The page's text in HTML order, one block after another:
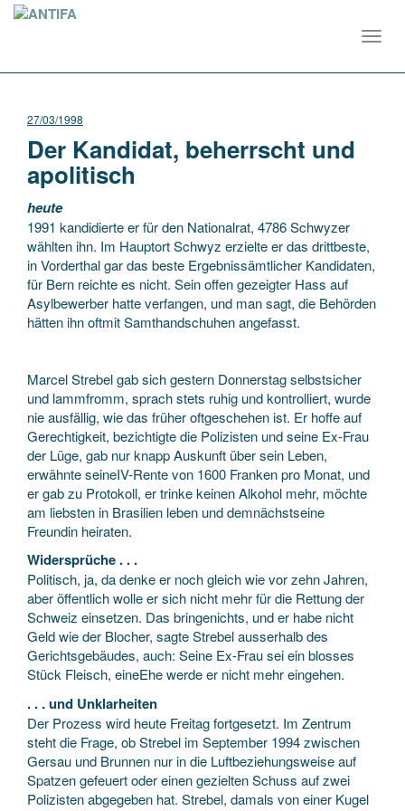
27/03/1998
Der Kandidat, beherrscht und
apolitisch
heute
1991 kandidierte er für den Nationalrat, 4786 Schwyzer
wählten ihn. Im Hauptort Schwyz erzielte er das drittbeste,
in Vorderthal gar das beste Ergebnissämtlicher Kandidaten,
für Bern reichte es nicht. Sein offen gezeigter Hass auf
Asylbewerber hatte verfangen, und man sagt, die Behörden
hätten ihn oftmit Samthandschuhen angefasst.
Marcel Strebel gab sich gestern Donnerstag selbstsicher
und lammfromm, sprach stets ruhig und kontrolliert, wurde
nie ausfällig, wie das früher oftgeschehen ist. Er hoffe auf
Gerechtigkeit, bezichtigte die Polizisten und seine Ex-Frau
der Lüge, gab nur knapp Auskunft über sein Leben,
erwähnte seineIV-Rente von 1600 Franken pro Monat, und
er gab zu Protokoll, er trinke keinen Alkohol mehr, möchte
am liebsten in Brasilien leben und demnächstseine
Freundin heiraten.
Widersprüche . . .
Politisch, ja, da denke er noch gleich wie vor zehn Jahren,
aber öffentlich wolle er sich nicht mehr für die Rettung der
Schweiz einsetzen. Das bringenichts, und er habe nicht
Geld wie der Blocher, sagte Strebel ausserhalb des
Gerichtsgebäudes, auch: Seine Ex-Frau sei ein blosses
Stück Fleisch, eineEhe werde er nicht mehr eingehen.
. . . und Unklarheiten
Der Prozess wird heute Freitag fortgesetzt. Im Zentrum
steht die Frage, ob Strebel im September 1994 zwischen
Gersau und Brunnen nur in die Luftbeziehungsweise auf
Spatzen gefeuert oder einen gezielten Schuss auf zwei
Polizisten abgegeben hat. Strebel, damals von einer Kugel